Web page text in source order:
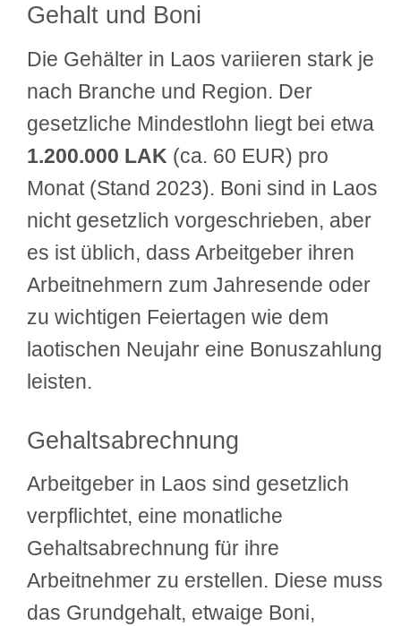
Gehalt und Boni
Die Gehälter in Laos variieren stark je
nach Branche und Region. Der
gesetzliche Mindestlohn liegt bei etwa
1.200.000 LAK (ca. 60 EUR) pro
Monat (Stand 2023). Boni sind in Laos
nicht gesetzlich vorgeschrieben, aber
es ist üblich, dass Arbeitgeber ihren
Arbeitnehmern zum Jahresende oder
zu wichtigen Feiertagen wie dem
laotischen Neujahr eine Bonuszahlung
leisten.
Gehaltsabrechnung
Arbeitgeber in Laos sind gesetzlich
verpflichtet, eine monatliche
Gehaltsabrechnung für ihre
Arbeitnehmer zu erstellen. Diese muss
das Grundgehalt, etwaige Boni,